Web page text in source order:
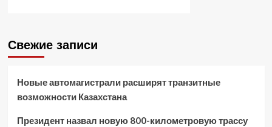
Свежие записи
Новые автомагистрали расширят транзитные
возможности Казахстана
Президент назвал новую 800-километровую трассу